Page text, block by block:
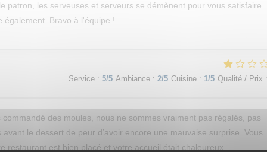
patron, les serveuses et serveurs se démènent pour vous satisfaire
également. Bravo à l'équipe !
Service: 5/5 Ambiance: 2/5 Cuisine: 1/5 Qualité / Prix :
des moules, nous ne sommes vraiment pas régalés, pas
le dessert de peur d’avoir encore une mauvaise surprise. Vous
restaurant est bien placé et votre accueil était chaleureux.